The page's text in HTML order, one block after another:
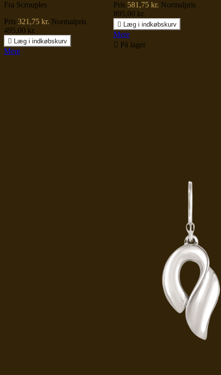
Fra Scrouples
Pris 321,75 kr. Normalpris
495,00 kr.
 Læg i indkøbskurv
Mere
Pris 581,75 kr. Normalpris
895,00 kr.
 Læg i indkøbskurv
Mere
 På lager